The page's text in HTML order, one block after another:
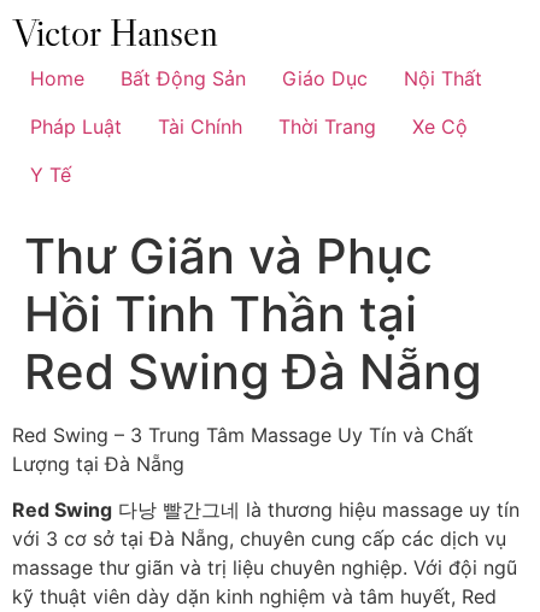
Chuyển
đến
Home Bất Động Sản Giáo Dục
Nội Thất
Pháp Luật
Tài Chính Thời Trang
Xe Cộ
Y Tế
Thư Giãn và Phục
Hồi Tinh Thần tại
Red Swing Đà Nẵng
Red Swing – 3 Trung Tâm Massage Uy Tín và Chất
Lượng tại Đà Nẵng
Red Swing 다낭 빨간그네 là thương hiệu massage uy tín
với 3 cơ sở tại Đà Nẵng, chuyên cung cấp các dịch vụ
massage thư giãn và trị liệu chuyên nghiệp. Với đội ngũ
kỹ thuật viên dày dặn kinh nghiệm và tâm huyết, Red